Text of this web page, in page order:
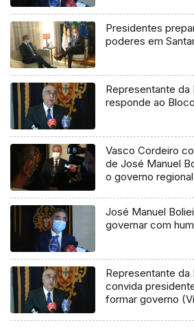
Presidentes
poderes em
Representante da
responde ao
Vasco Cordeiro
de José Manuel
o governo
José Manuel
governar com
Representante da
convida
formar governo